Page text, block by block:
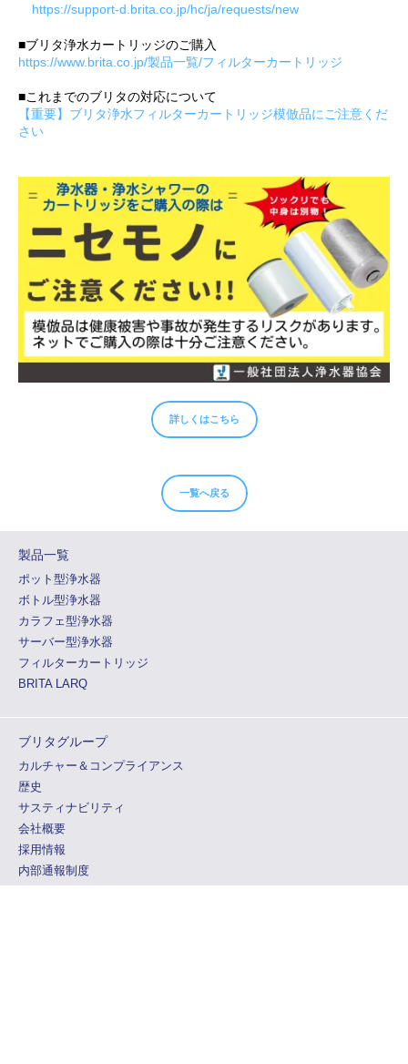
https://support-d.brita.co.jp/hc/ja/requests/new
■ブリタ浄水カートリッジのご購入
https://www.brita.co.jp/製品一覧/フィルターカートリッジ
■これまでのブリタの対応について
【重要】ブリタ浄水フィルターカートリッジ模倣品にご注意くだ
さい
詳しくはこちら
一覧へ戻る
製品一覧
ポット型浄水器
ボトル型浄水器
カラフェ型浄水器
サーバー型浄水器
フィルターカートリッジ
BRITA LARQ
ブリタグループ
カルチャー＆コンプライアンス
歴史
サスティナビリティ
会社概要
採用情報
内部通報制度